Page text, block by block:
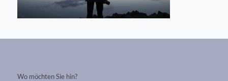
Wo möchten Sie hin?